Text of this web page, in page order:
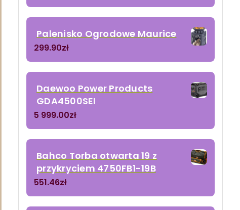
Palenisko Ogrodowe Maurice
299.90zł
Daewoo Power Products
GDA4500SEI
5 999.00zł
Bahco Torba otwarta 19 z
przykryciem 4750FB1-19B
551.46zł